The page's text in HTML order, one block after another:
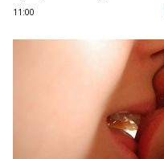
11:00